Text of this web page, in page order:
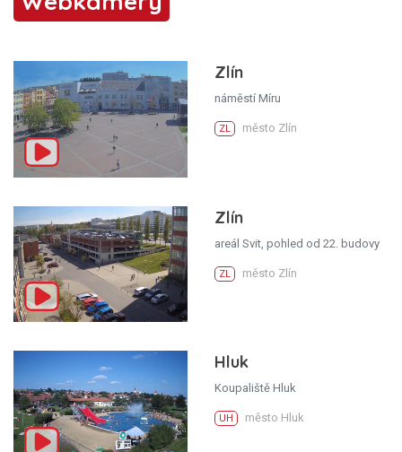
Zlín
náměstí Míru
ZL město Zlín
Zlín
areál Svit, pohled od 22. budovy
ZL město Zlín
Hluk
Koupaliště Hluk
UH město Hluk